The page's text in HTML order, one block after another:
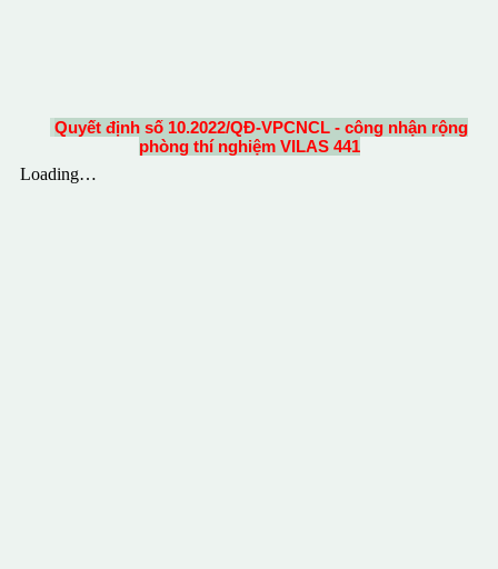
Quyết định số 10.2022/QĐ-VPCNCL - công nhận rộng
phòng thí nghiệm VILAS 441